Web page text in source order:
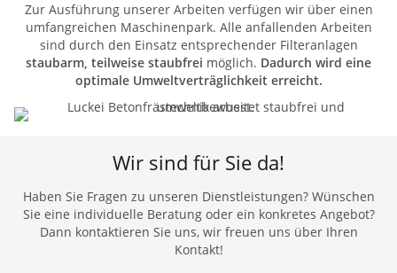
Zur Ausführung unserer Arbeiten verfügen wir über einen
umfangreichen Maschinenpark. Alle anfallenden Arbeiten
sind durch den Einsatz entsprechender Filteranlagen
staubarm, teilweise staubfrei möglich. Dadurch wird eine
optimale Umweltverträglichkeit erreicht.
Wir sind für Sie da!
Haben Sie Fragen zu unseren Dienstleistungen? Wünschen
Sie eine individuelle Beratung oder ein konkretes Angebot?
Dann kontaktieren Sie uns, wir freuen uns über Ihren
Kontakt!